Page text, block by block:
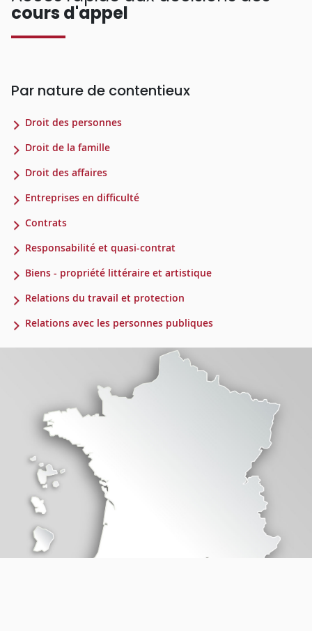
cours d'appel
Par nature de contentieux
Droit des personnes
Droit de la famille
Droit des affaires
Entreprises en difficulté
Contrats
Responsabilité et quasi-contrat
Biens - propriété littéraire et artistique
Relations du travail et protection
Relations avec les personnes publiques